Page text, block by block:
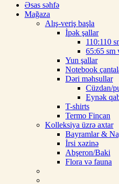
Əsas səhfə
Mağaza
Alış-veriş başla
İpək şallar
110:110
65:65 sm
Yun şallar
Notebook
Dəri məhsullar
Cüzdan/
Eynək
T-shirts
Termo Fincan
Kolleksiya üzrə axtar
Bayramlar &
İrsi xəzinə
Abşeron/Baki
Flora və fauna